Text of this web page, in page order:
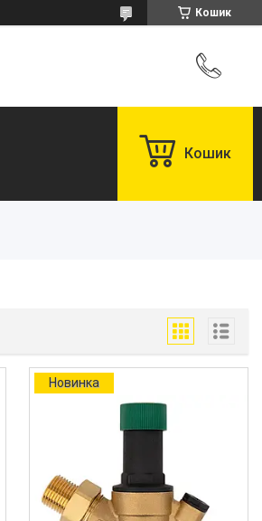
Кошик
Кошик
Новинка